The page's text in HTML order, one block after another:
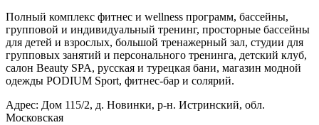
Полный комплекс фитнес и wellness программ, бассейны,
групповой и индивидуальный тренинг, просторные бассейны
для детей и взрослых, большой тренажерный зал, студии для
групповых занятий и персонального тренинга, детский клуб,
салон Beauty SPA, русская и турецкая бани, магазин модной
одежды PODIUM Sport, фитнес-бар и солярий.
Адрес: Дом 115/2, д. Новинки, р-н. Истринский, обл.
Московская